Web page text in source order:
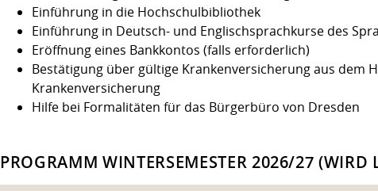
Einführung in die Hochschulbibliothek
Einführung in Deutsch- und Englischsprachkurse des
Eröffnung eines Bankkontos (falls erforderlich)
Bestätigung über gültige Krankenversicherung aus dem
Krankenversicherung
Hilfe bei Formalitäten für das Bürgerbüro von Dresden
PROGRAMM WINTERSEMESTER 2026/27 (WIRD